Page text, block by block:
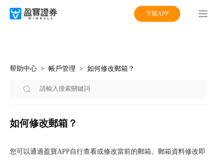
下載APP
帮助中心 帳戶管理 如何修改郵箱？
如何修改郵箱？
您可以通過盈寶APP自行查看或修改當前的郵箱。郵箱資料修改即